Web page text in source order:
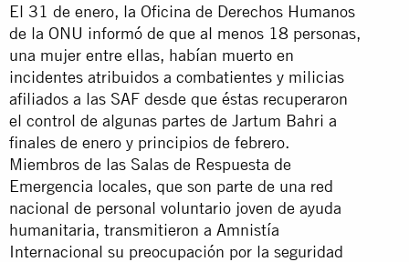
El 31 de enero, la Oficina de Derechos Humanos
de la ONU informó de que al menos 18 personas,
una mujer entre ellas, habían muerto en
incidentes atribuidos a combatientes y milicias
afiliados a las SAF desde que éstas recuperaron
el control de algunas partes de Jartum Bahri a
finales de enero y principios de febrero.
Miembros de las Salas de Respuesta de
Emergencia locales, que son parte de una red
nacional de personal voluntario joven de ayuda
humanitaria, transmitieron a Amnistía
Internacional su preocupación por la seguridad